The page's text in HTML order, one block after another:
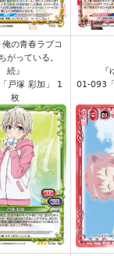
俺の青春ラブコ
がっている。
続』
戸塚 彩加」 1
枚
01-093